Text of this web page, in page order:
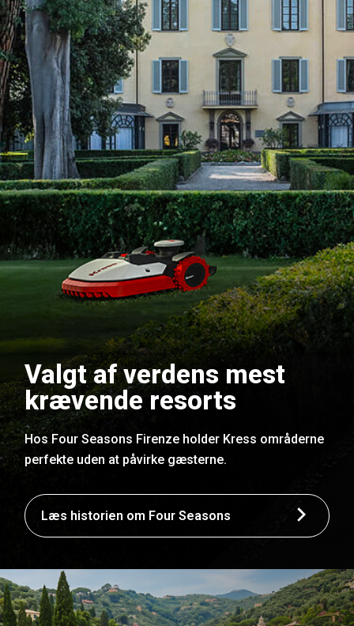
Valgt af verdens mest
krævende resorts
Hos Four Seasons Firenze holder Kress områderne
perfekte uden at påvirke gæsterne.
Læs historien om Four Seasons